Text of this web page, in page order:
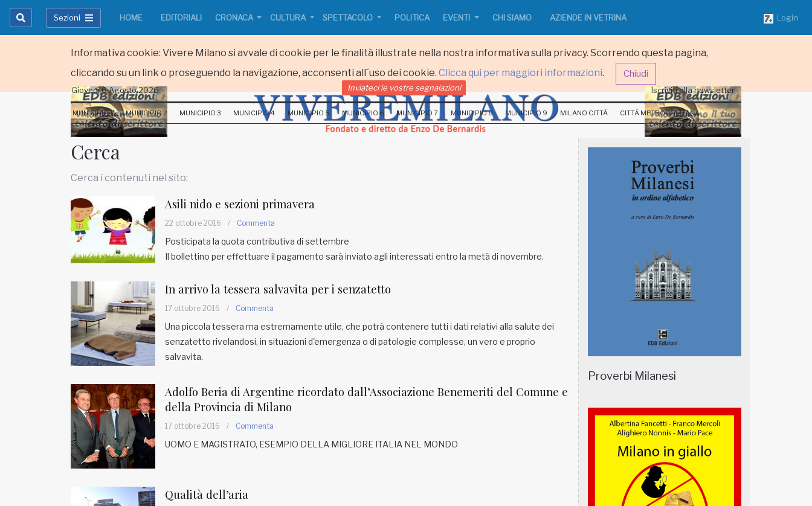
Informativa cookie: Vivere Milano si avvale di cookie per le finalità illustrate nella nostra informativa sulla privacy. Scorrendo questa pagina,
cliccando su un link o proseguendo la navigazione, acconsenti all´uso dei cookie. Clicca qui per maggiori informazioni. Chiudi
Sezioni HOME EDITORIALI CRONACA CULTURA SPETTACOLO POLITICA EVENTI CHI SIAMO AZIENDE IN VETRINA Login
Iscriviti alla newsletter
www.viveremilano.info
EDB edizioni - Via Brivio angolo C.
Imbonati, 89 20159 Milano (Italia)
Informativa sulla privacy
Giovedi 6 Agosto 2026 Inviateci le vostre segnalazioni Iscriviti alla newsletter
MUNICIPIO 1 MUNICIPIO 2 MUNICIPIO 3 MUNICIPIO 4 MUNICIPIO 5 MUNICIPIO 6 MUNICIPIO 7 MUNICIPIO 8 MUNICIPIO 9 MILANO CITTÀ CITTÀ METROPOLITANA
Cerca
Cerca i contenuti nel sito:
Asili nido e sezioni primavera
22 ottobre 2016 / Commenta
Posticipata la quota contributiva di settembre
Il bollettino per effettuare il pagamento sarà inviato agli interessati entro la metà di novembre.
In arrivo la tessera salvavita per i senzatetto
17 ottobre 2016 / Commenta
Una piccola tessera ma estremamente utile, che potrà contenere tutti i dati relativi alla salute dei
senzatetto rivelandosi, in situazioni d'emergenza o di patologie complesse, un vero e proprio
salvavita.
Adolfo Beria di Argentine ricordato dall’Associazione Benemeriti del Comune e
della Provincia di Milano
17 ottobre 2016 / Commenta
UOMO E MAGISTRATO, ESEMPIO DELLA MIGLIORE ITALIA NEL MONDO
Qualità dell’aria
Proverbi Milanesi